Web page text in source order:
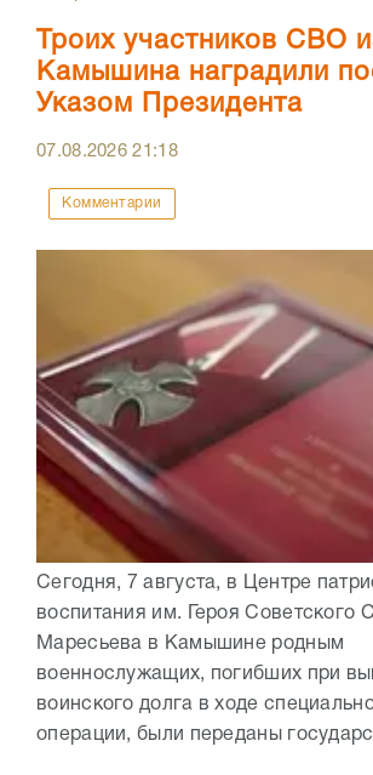
Троих участников СВО
Камышина наградили
Указом Президента
07.08.202621:18
Комментарии
Сегодня, 7 августа, в Центре
воспитания им. Героя Советского
Маресьева в Камышине родным
военнослужащих, погибших при
воинского долга в ходе
операции, были переданы